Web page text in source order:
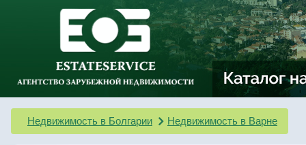
Недвижимость в Болгарии Недвижимость в Варне